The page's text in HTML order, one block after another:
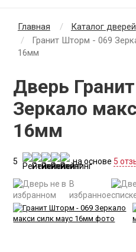
Главная Каталог дверей
Гранит Шторм - 069
16мм
Дверь
Зеркало
16мм
5 на основе 5
В
избранное